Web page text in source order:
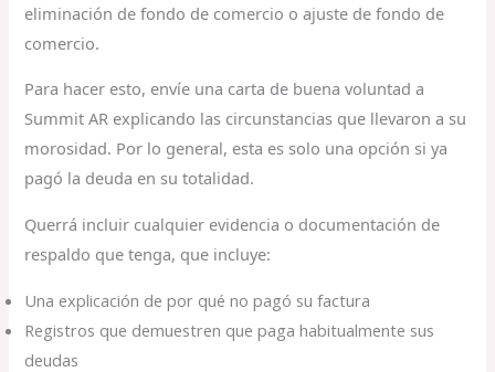
eliminación de fondo de comercio o ajuste de fondo de
comercio.
Para hacer esto, envíe una carta de buena voluntad a
Summit AR explicando las circunstancias que llevaron a su
morosidad. Por lo general, esta es solo una opción si ya
pagó la deuda en su totalidad.
Querrá incluir cualquier evidencia o documentación de
respaldo que tenga, que incluye:
Una explicación de por qué no pagó su factura
Registros que demuestren que paga habitualmente sus
deudas